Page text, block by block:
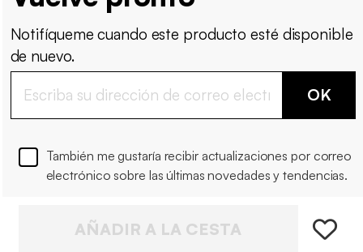
Notifíqueme cuando este producto esté disponible
de nuevo.
OK
También me gustaría recibir actualizaciones por correo
electrónico sobre las últimas novedades y tendencias.
AÑADIR A LA CESTA